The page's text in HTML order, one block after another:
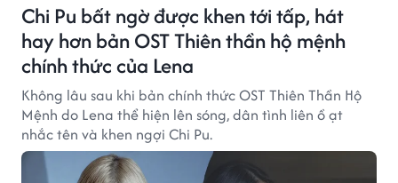
Chi Pu bất ngờ được khen tới tấp, hát
hay hơn bản OST Thiên thần hộ mệnh
chính thức của Lena
Không lâu sau khi bản chính thức OST Thiên Thần Hộ
Mệnh do Lena thể hiện lên sóng, dân tình liên ồ ạt
nhắc tên và khen ngợi Chi Pu.